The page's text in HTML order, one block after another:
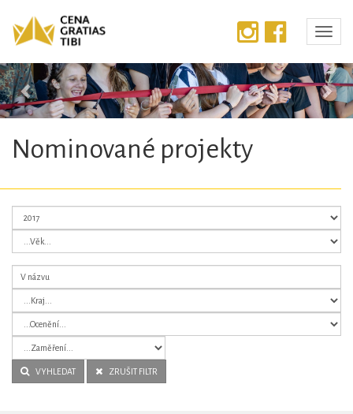
Předchozí
Nominované projekty
VYHLEDAT ZRUŠIT FILTR